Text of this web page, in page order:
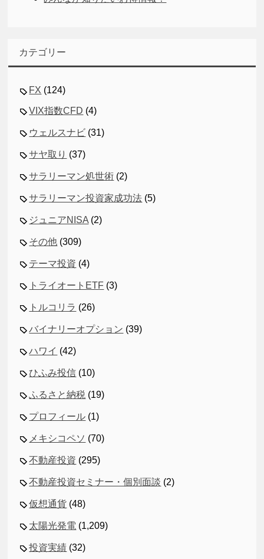
カテゴリー
FX (124)
VIX指数CFD (4)
ウェルスナビ (31)
サヤ取り (37)
サラリーマン処世術 (2)
サラリーマン投資家成功法 (5)
ジュニアNISA (2)
その他 (309)
テーマ投資 (4)
トライオートETF (3)
トルコリラ (26)
バイナリーオプション (39)
ハワイ (42)
ひふみ投信 (10)
ふるさと納税 (19)
プロフィール (1)
メキシコペソ (70)
不動産投資 (295)
不動産投資セミナー・個別面談 (2)
仮想通貨 (48)
太陽光発電 (1,209)
投資実績 (32)